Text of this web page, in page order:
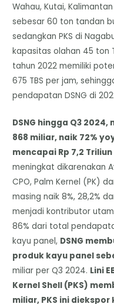
Wahau, Kutai,
sebesar 60 ton tandan
sedangkan PKS di
kapasitas olahan 45 ton
tahun 2022 memiliki
675 TBS per jam,
pendapatan DSNG di
DSNG hingga Q3
868 miliar, naik 72%
mencapai Rp 7,2
meningkat dikarenakan
CPO, Palm Kernel (PK)
masing naik 8%, 28,2%
menjadi kontributor
86% dari total
kayu panel, DSNG
produk kayu panel
miliar per Q3 2024. Lini
Kernel Shell (PKS)
miliar, PKS ini diekspor